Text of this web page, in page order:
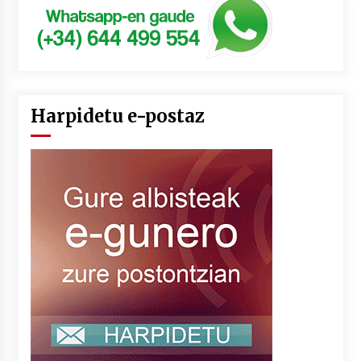
Harpidetu e-postaz